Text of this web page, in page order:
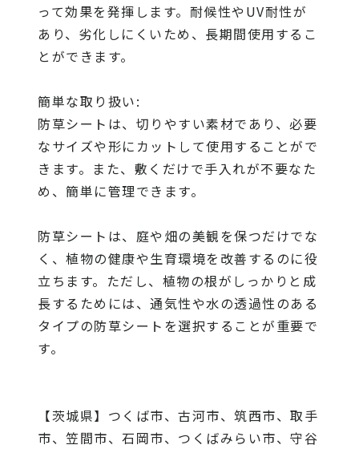
って効果を発揮します。耐候性やUV耐性が
あり、劣化しにくいため、長期間使用するこ
とができます。
簡単な取り扱い:
防草シートは、切りやすい素材であり、必要
なサイズや形にカットして使用することがで
きます。また、敷くだけで手入れが不要なた
め、簡単に管理できます。
防草シートは、庭や畑の美観を保つだけでな
く、植物の健康や生育環境を改善するのに役
立ちます。ただし、植物の根がしっかりと成
長するためには、通気性や水の透過性のある
タイプの防草シートを選択することが重要で
す。
【茨城県】つくば市、古河市、筑西市、取手
市、笠間市、石岡市、つくばみらい市、守谷